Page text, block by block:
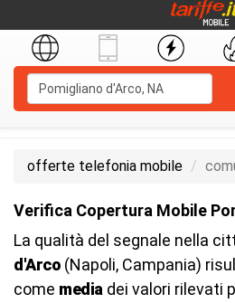
offerte telefonia mobile
Verifica Copertura Mobile
La qualità del segnale nella
d'Arco (Napoli, Campania)
come media dei valori rilevati